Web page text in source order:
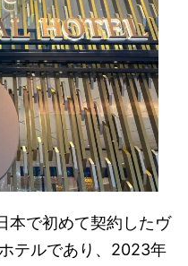
本で初めて契約したヴ
テルであり、2023年